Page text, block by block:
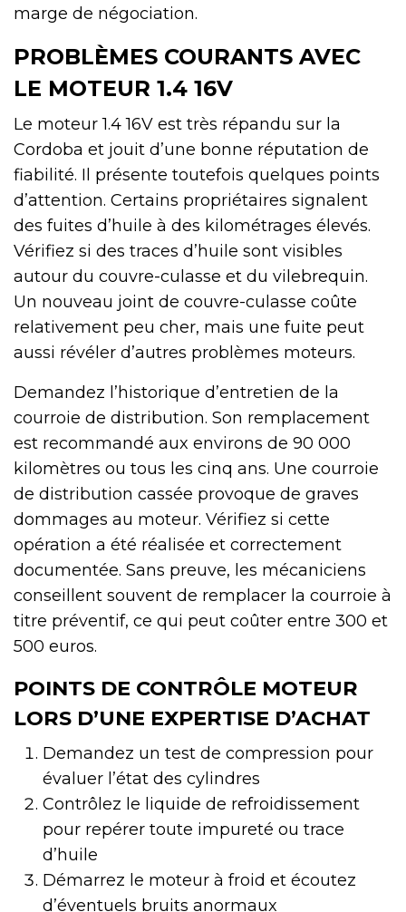
marge de négociation.
PROBLÈMES COURANTS AVEC
LE MOTEUR 1.4 16V
Le moteur 1.4 16V est très répandu sur la
Cordoba et jouit d’une bonne réputation de
fiabilité. Il présente toutefois quelques points
d’attention. Certains propriétaires signalent
des fuites d’huile à des kilométrages élevés.
Vérifiez si des traces d’huile sont visibles
autour du couvre-culasse et du vilebrequin.
Un nouveau joint de couvre-culasse coûte
relativement peu cher, mais une fuite peut
aussi révéler d’autres problèmes moteurs.
Demandez l’historique d’entretien de la
courroie de distribution. Son remplacement
est recommandé aux environs de 90 000
kilomètres ou tous les cinq ans. Une courroie
de distribution cassée provoque de graves
dommages au moteur. Vérifiez si cette
opération a été réalisée et correctement
documentée. Sans preuve, les mécaniciens
conseillent souvent de remplacer la courroie à
titre préventif, ce qui peut coûter entre 300 et
500 euros.
POINTS DE CONTRÔLE MOTEUR
LORS D’UNE EXPERTISE D’ACHAT
Demandez un test de compression pour
évaluer l’état des cylindres
Contrôlez le liquide de refroidissement
pour repérer toute impureté ou trace
d’huile
Démarrez le moteur à froid et écoutez
d’éventuels bruits anormaux